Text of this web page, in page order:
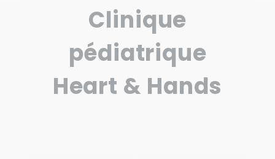
Clinique
pédiatrique
Heart & Hands